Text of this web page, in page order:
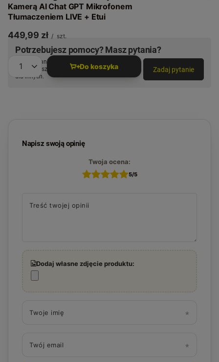
Kamerą AI Chat GPT Mikrofonem
Tłumaczeniem LIVE + Etui
449,99 zł / szt.
Ilość produktów Do koszyka
Potrzebujesz pomocy? Masz pytania?
Zadaj pytanie a my odpowiemy niezwłocznie,
najciekawsze pytania i odpowiedzi publikując
dla innych.
Zadaj pytanie
Napisz swoją opinię
Twoja ocena:
5/5
Treść twojej opinii
Dodaj własne zdjęcie produktu:
Twoje imię
Twój email